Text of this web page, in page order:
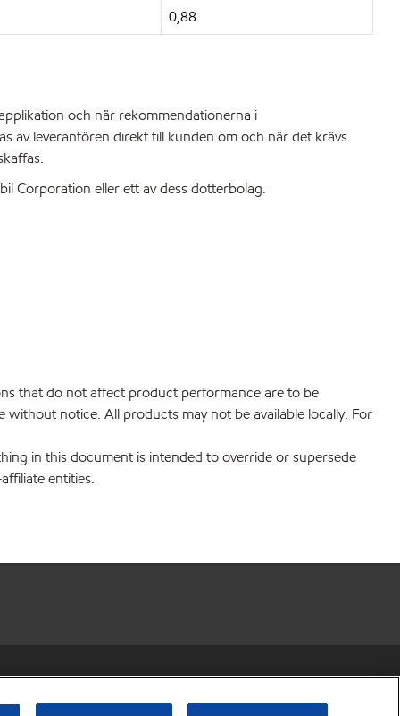
0,88
och när rekommendationerna i
av leverantören direkt till kunden om och när det krävs
Corporation eller ett av dess dotterbolag.
that do not affect product performance are to be
notice. All products may not be available locally. For
in this document is intended to override or supersede
entities.
© Copyright 2003-
Exxon Mobil Corporation. All Rights Reserved.